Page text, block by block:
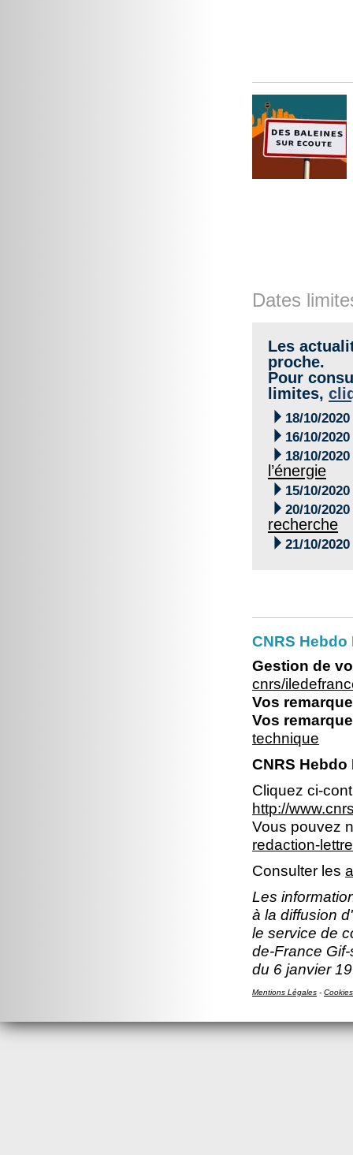
Dates
Les
proche.
Pour
limites,
 18/10/2020
 16/10/2020
 18/10/2020
l’énergie
 15/10/2020
 20/10/2020
recherche
 21/10/2020
CNRS Hebdo
Gestion de
cnrs/
Vos
Vos
technique
CNRS Hebdo
Cliquez ci-
http://
Vous pouvez
redaction-
Consulter les
Les
à la diffusion
le service de
de-France
du 6 janvier
Mentions Légales - Cookies